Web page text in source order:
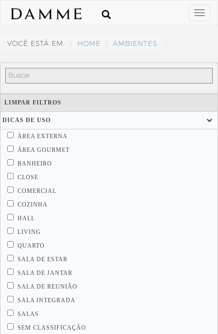
VOCÊ ESTÁ EM: HOME AMBIENTES
LIMPAR FILTROS
DICAS DE USO
ÁREA EXTERNA
ÁREA GOURMET
BANHEIRO
CLOSE
COMERCIAL
COZINHA
HALL
LIVING
QUARTO
SALA DE ESTAR
SALA DE JANTAR
SALA DE REUNIÃO
SALA INTEGRADA
SALAS
SEM CLASSIFICAÇÃO